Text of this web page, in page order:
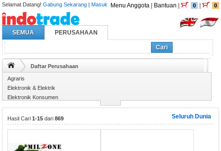
Selamat Datang!Gabung Sekarang |Masuk Menu Anggota| Bantuan 0 0
SEMUA PERUSAHAAN
Cari
Daftar Perusahaan
Agraris
Elektronik & Elektrik
Elektronik Konsumen
Enerji
Seluruh Dunia
Hasil Cari1-15 dari869